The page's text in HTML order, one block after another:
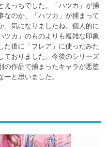
えっちでした。「ハツカ」が捕
なのか、「ハツカ」が捕まって
、気になりましたね。個人的に
ツカ」のものよりも複雑な印象
た後に「フレア」に使ったみた
ておりました。今後のシリーズ
の作品で捕まったキャラが悪堕
と思いました。